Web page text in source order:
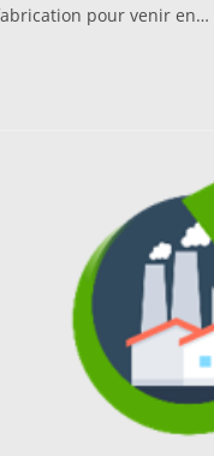
pour venir en…